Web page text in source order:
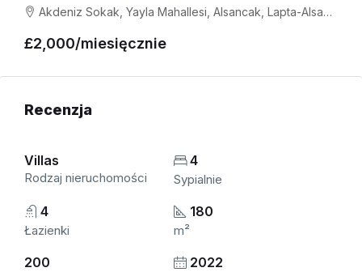
Akdeniz Sokak, Yayla Mahallesi, Alsancak, Lapta-Alsancak-Çamlıbel Belediyesi, Girne ilçesi, Kuzey Kıbrıs, 99350, Κύπρος - Kıbrıs
£2,000/miesięcznie
Recenzja
Villas
Rodzaj nieruchomości
4
Sypialnie
4
Łazienki
180
m²
200 2022